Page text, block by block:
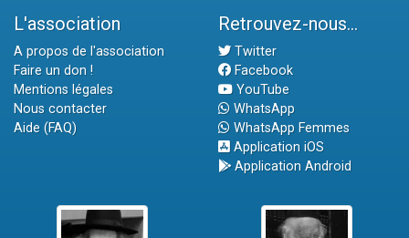
L'association
A propos de l'association
Faire un don !
Mentions légales
Nous contacter
Aide (FAQ)
Retrouvez-nous...
Twitter
Facebook
YouTube
WhatsApp
WhatsApp Femmes
Application iOS
Application Android